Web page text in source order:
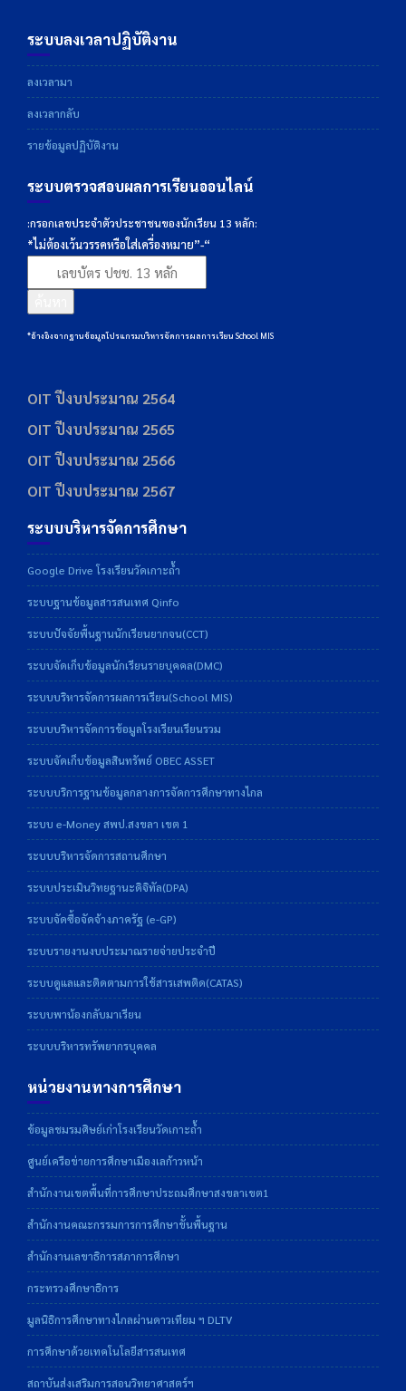
ระบบลงเวลาปฏิบัติงาน
ลงเวลามา
ลงเวลากลับ
รายข้อมูลปฏิบัติงาน
ระบบตรวจสอบผลการเรียนออนไลน์
:กรอกเลขประจำตัวประชาชนของนักเรียน 13 หลัก:
*ไม่ต้องเว้นวรรคหรือใส่เครื่องหมาย”-“
*อ้างอิงจากฐานข้อมูลโปรแกรมบริหารจัดการผลการเรียน School MIS
OIT ปีงบประมาณ 2564
OIT ปีงบประมาณ 2565
OIT ปีงบประมาณ 2566
OIT ปีงบประมาณ 2567
ระบบบริหารจัดการศึกษา
Google Drive โรงเรียนวัดเกาะถ้ำ
ระบบฐานข้อมูลสารสนเทศ Qinfo
ระบบปัจจัยพื้นฐานนักเรียนยากจน(CCT)
ระบบจัดเก็บข้อมูลนักเรียนรายบุคคล(DMC)
ระบบบริหารจัดการผลการเรียน(School MIS)
ระบบบริหารจัดการข้อมูลโรงเรียนเรียนรวม
ระบบจัดเก็บข้อมูลสินทรัพย์ OBEC ASSET
ระบบบริการฐานข้อมูลกลางการจัดการศึกษาทางไกล
ระบบ e-Money สพป.สงขลา เขต 1
ระบบบริหารจัดการสถานศึกษา
ระบบประเมินวิทยฐานะดิจิทัล(DPA)
ระบบจัดซื้อจัดจ้างภาครัฐ (e-GP)
ระบบรายงานงบประมาณรายจ่ายประจำปี
ระบบดูแลและติดตามการใช้สารเสพติด(CATAS)
ระบบพาน้องกลับมาเรียน
ระบบบริหารทรัพยากรบุคคล
หน่วยงานทางการศึกษา
ข้อมูลชมรมศิษย์เก่าโรงเรียนวัดเกาะถ้ำ
ศูนย์เครือข่ายการศึกษาเมืองเลก้าวหน้า
สำนักงานเขตพื้นที่การศึกษาประถมศึกษาสงขลาเขต1
สำนักงานคณะกรรมการการศึกษาขั้นพื้นฐาน
สำนักงานเลขาธิการสภาการศึกษา
กระทรวงศึกษาธิการ
มูลนิธิการศึกษาทางไกลผ่านดาวเทียม ฯ DLTV
การศึกษาด้วยเทคโนโลยีสารสนเทศ
สถาบันส่งเสริมการสอนวิทยาศาสตร์ฯ